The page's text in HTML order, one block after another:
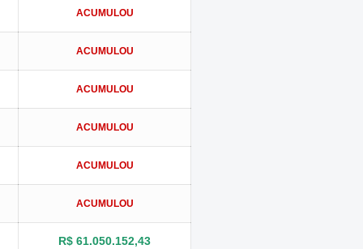
ACUMULOU
ACUMULOU
ACUMULOU
ACUMULOU
ACUMULOU
ACUMULOU
R$ 61.050.152,43